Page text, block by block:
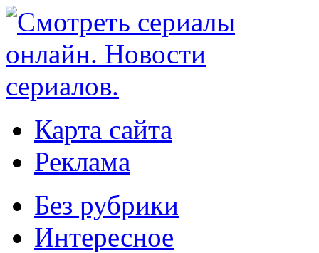
Карта сайта
Реклама
Без рубрики
Интересное